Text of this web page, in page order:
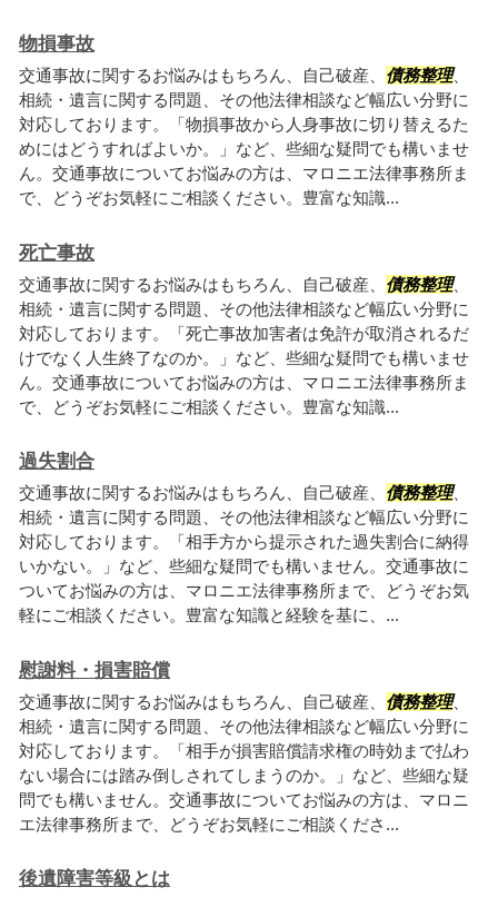
物損事故
交通事故に関するお悩みはもちろん、自己破産、 債務整理、
相続・遺言に関する問題、その他法律相談など幅広い分野に
対応しております。「物損事故から人身事故に切り替えるた
めにはどうすればよいか。」など、些細な疑問でも構いませ
ん。交通事故についてお悩みの方は、マロニエ法律事務所ま
で、どうぞお気軽にご相談ください。豊富な知識...
死亡事故
交通事故に関するお悩みはもちろん、自己破産、 債務整理、
相続・遺言に関する問題、その他法律相談など幅広い分野に
対応しております。「死亡事故加害者は免許が取消されるだ
けでなく人生終了なのか。」など、些細な疑問でも構いませ
ん。交通事故についてお悩みの方は、マロニエ法律事務所ま
で、どうぞお気軽にご相談ください。豊富な知識...
過失割合
交通事故に関するお悩みはもちろん、自己破産、 債務整理、
相続・遺言に関する問題、その他法律相談など幅広い分野に
対応しております。「相手方から提示された過失割合に納得
いかない。」など、些細な疑問でも構いません。交通事故に
ついてお悩みの方は、マロニエ法律事務所まで、どうぞお気
軽にご相談ください。豊富な知識と経験を基に、...
慰謝料・損害賠償
交通事故に関するお悩みはもちろん、自己破産、 債務整理、
相続・遺言に関する問題、その他法律相談など幅広い分野に
対応しております。「相手が損害賠償請求権の時効まで払わ
ない場合には踏み倒しされてしまうのか。」など、些細な疑
問でも構いません。交通事故についてお悩みの方は、マロニ
エ法律事務所まで、どうぞお気軽にご相談くださ...
後遺障害等級とは